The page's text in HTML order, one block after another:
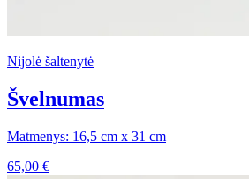
Nijolė šaltenytė
Švelnumas
Matmenys: 16,5 cm x 31 cm
65,00 €